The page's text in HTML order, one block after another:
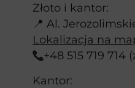
Złoto i kantor:
📍 Al.
Lokalizacja na
+48 515 719 714
Kantor: